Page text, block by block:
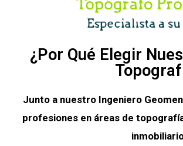
¿Por Qué Elegir
Junto a nuestro Ingeniero
profesiones en áreas de